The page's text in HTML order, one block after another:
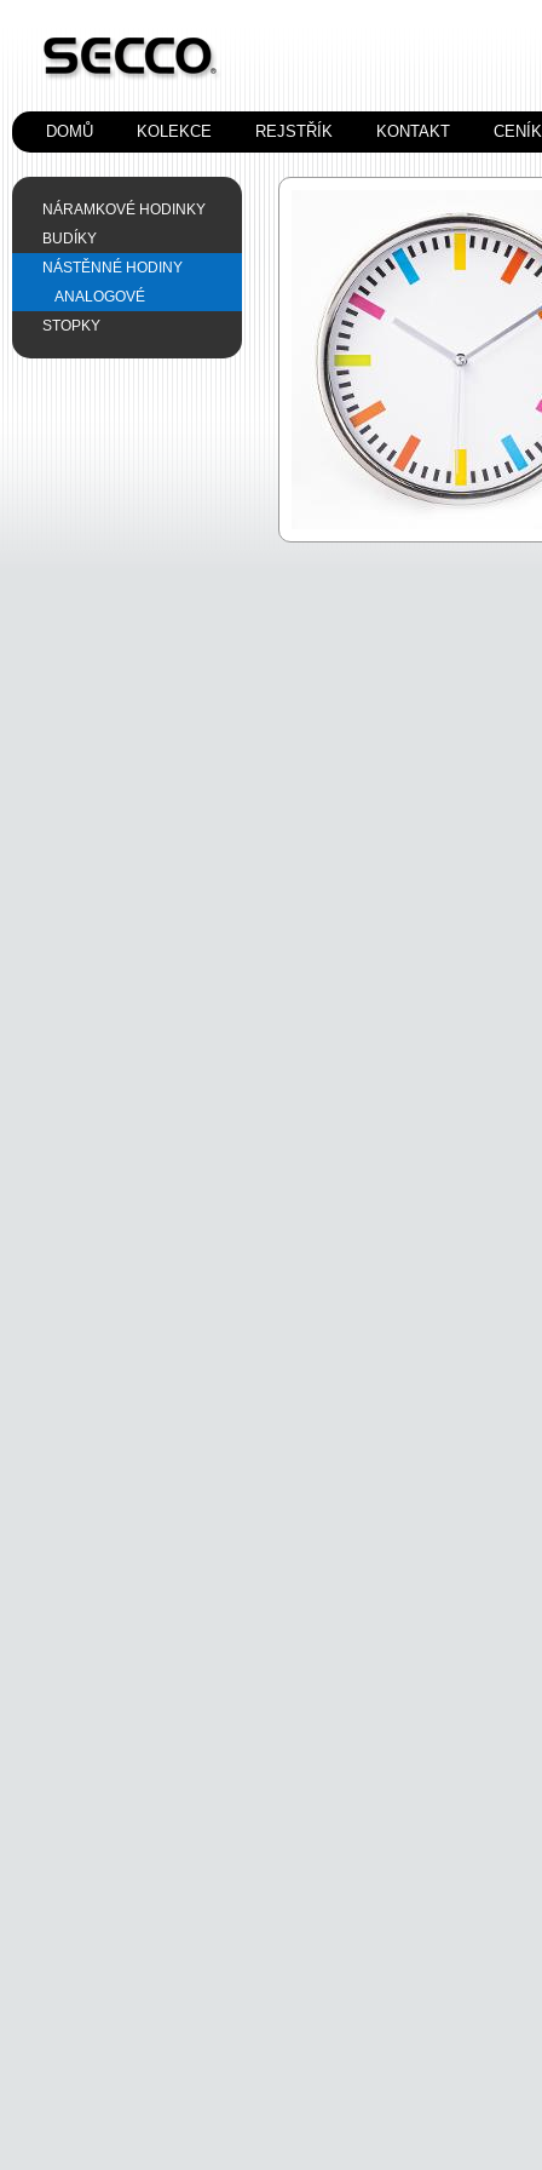
DOMŮ KOLEKCE REJSTŘÍK KONTAKT
NÁRAMKOVÉ HODINKY
BUDÍKY
NÁSTĚNNÉ HODINY
ANALOGOVÉ
STOPKY